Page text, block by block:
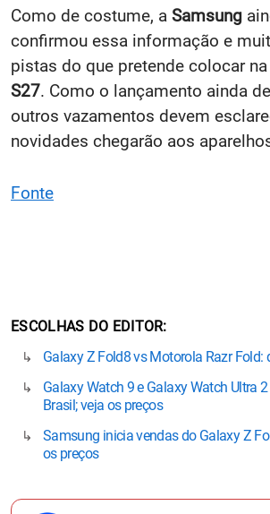
Como de costume, a Samsung
confirmou essa informação e
pistas do que pretende colocar
S27. Como o lançamento ainda
outros vazamentos devem
novidades chegarão aos
Fonte
ESCOLHAS DO EDITOR
Galaxy Z Fold8 vs Motorola Razr Fold:
Galaxy Watch 9 e Galaxy Watch Ultra
Brasil; veja os preços
Samsung inicia vendas do Galaxy Z
os preços